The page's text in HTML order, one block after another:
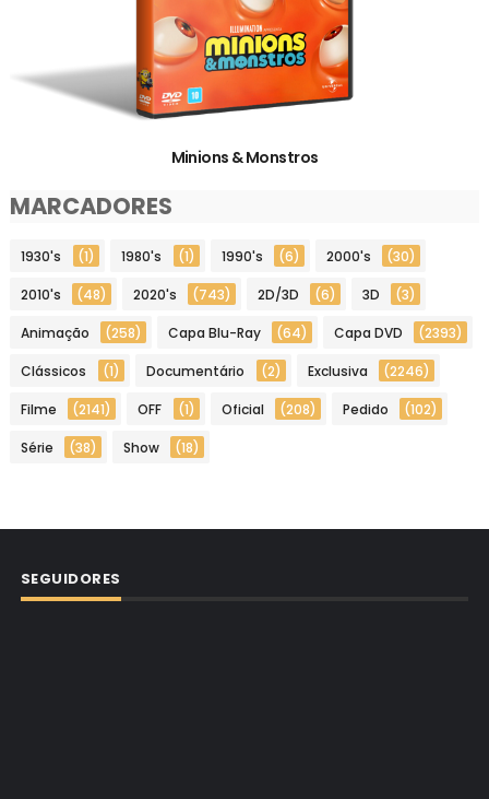
Minions & Monstros
MARCADORES
1930's (1) 1980's (1) 1990's (6) 2000's (30)
2010's (48) 2020's (743) 2D/3D (6) 3D (3)
Animação (258) Capa Blu-Ray (64) Capa DVD (2393)
Clássicos (1) Documentário (2) Exclusiva (2246)
Filme (2141) OFF (1) Oficial (208) Pedido (102)
Série (38) Show (18)
SEGUIDORES